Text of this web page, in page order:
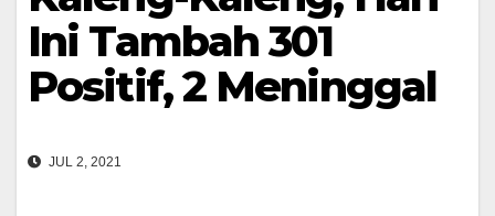
Ini Tambah 301
Positif, 2 Meninggal
JUL 2, 2021